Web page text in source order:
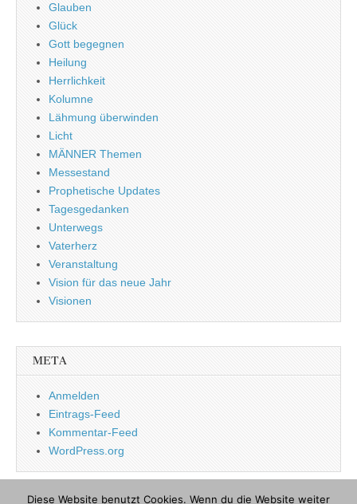
Glauben
Glück
Gott begegnen
Heilung
Herrlichkeit
Kolumne
Lähmung überwinden
Licht
MÄNNER Themen
Messestand
Prophetische Updates
Tagesgedanken
Unterwegs
Vaterherz
Veranstaltung
Vision für das neue Jahr
Visionen
META
Anmelden
Eintrags-Feed
Kommentar-Feed
WordPress.org
Diese Website benutzt Cookies. Wenn du die Website weiter